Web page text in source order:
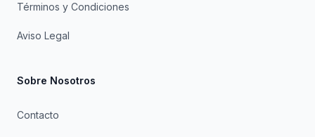
Términos y Condiciones
Aviso Legal
Sobre Nosotros
Contacto